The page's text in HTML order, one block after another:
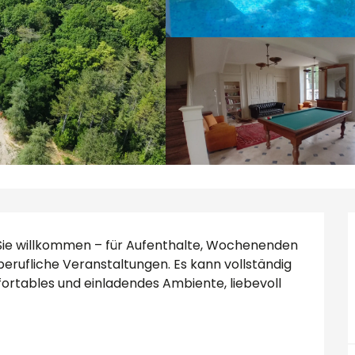
willkommen – für Aufenthalte, Wochenenden
Veranstaltungen. Es kann vollständig
und einladendes Ambiente, liebevoll